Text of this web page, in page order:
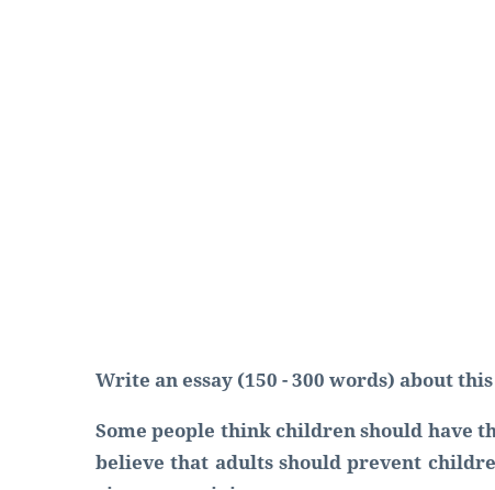
Write an essay (150 - 300 words) about
Some people think children should have
believe that adults should prevent